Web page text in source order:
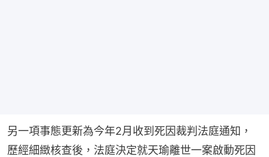
另一項事態更新為今年2月收到死因裁判法庭通知，
歷經細緻核查後，法庭決定就天瑜離世一案啟動死因